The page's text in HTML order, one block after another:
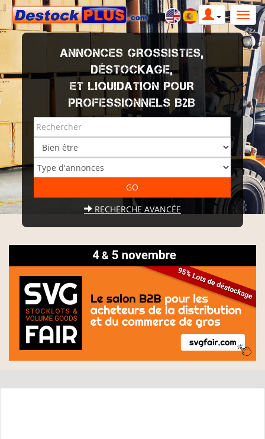
ANNONCES GROSSISTES,
DÉSTOCKAGE,
ET LIQUIDATION POUR
PROFESSIONNELS B2B
RECHERCHE AVANCÉE